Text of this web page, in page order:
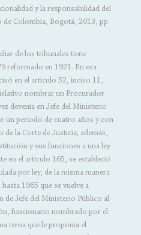
y la responsabilidad del
de Colombia, Bogotá, 2013, pp.
de los tribunales tiene
reformado en 1921. En esa
en el artículo 52, inciso 11,
nombrar un Procurador
devenía en Jefe del Ministerio
un período de cuatro años y con
la Corte de Justicia; además,
y sus funciones a una ley
en el artículo 165, se estableció
por ley, de la misma manera
1965 que se vuelve a
de Jefe del Ministerio Público al
funcionario nombrado por el
terna que le proponía el